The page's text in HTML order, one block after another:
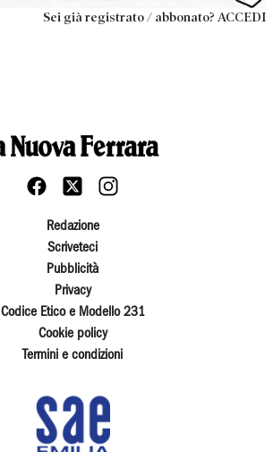
Sei già registrato / abbonato? ACCEDI
Redazione
Scriveteci
Pubblicità
Privacy
Codice Etico e Modello 231
Cookie policy
Termini e condizioni